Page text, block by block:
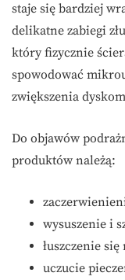
staje się bardziej
delikatne zabiegi
który fizycznie
spowodować
zwiększenia
Do objawów
produktów należą:
wysuszenie i
łuszczenie
uczucie